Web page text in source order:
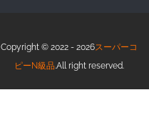
Copyright © 2022 - 2026スーパーコ
ピーN級品 .All right reserved.